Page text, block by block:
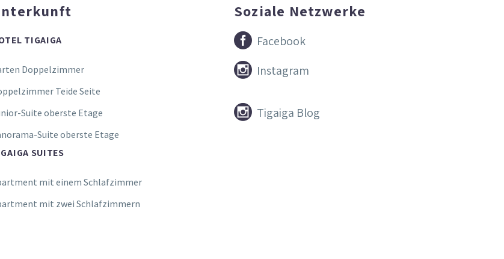
TIGAIGA
Doppelzimmer
Teide Seite
Suite oberste Etage
Suite oberste Etage
SUITES
mit einem Schlafzimmer
mit zwei Schlafzimmern
Soziale Netzwerke

 Facebook

 Instagram

 Tigaiga Blog